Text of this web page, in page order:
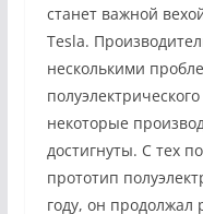
станет важной
Tesla.
несколькими
некоторые
достигнуты. С тех
прототип
году, он продолжал